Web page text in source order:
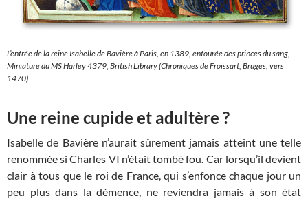
L’entrée de la reine Isabelle de Bavière à Paris, en 1389, entourée des princes du sang,
Miniature du MS Harley 4379, British Library (Chroniques de Froissart, Bruges, vers
1470)
Une reine cupide et adultère ?
Isabelle de Bavière n’aurait sûrement jamais atteint une telle
renommée si Charles VI n’était tombé fou. Car lorsqu’il devient
clair à tous que le roi de France, qui s’enfonce chaque jour un
peu plus dans la démence, ne reviendra jamais à son état